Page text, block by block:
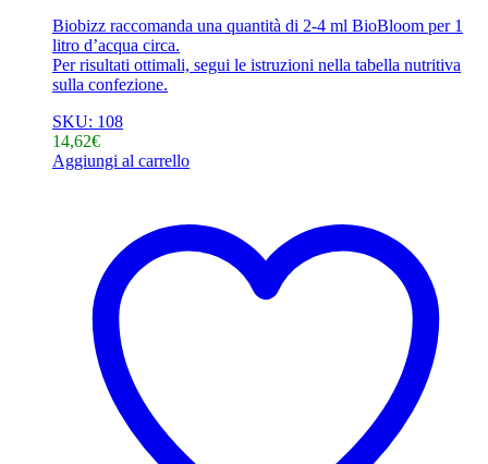
Biobizz raccomanda una quantità di 2-4 ml BioBloom per 1
litro d’acqua circa.
Per risultati ottimali, segui le istruzioni nella tabella nutritiva
sulla confezione.
SKU: 108
14,62€
Aggiungi al carrello